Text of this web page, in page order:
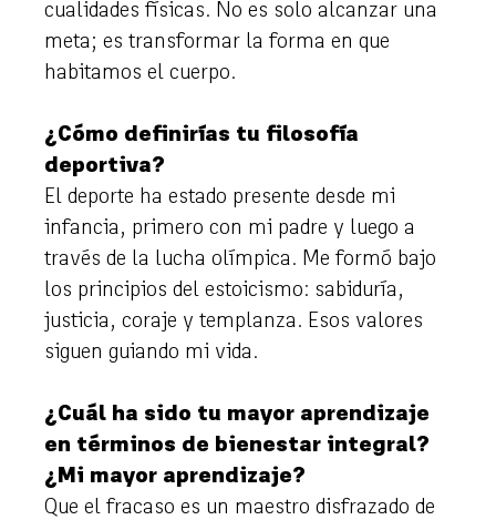
cualidades físicas. No es solo alcanzar una
meta; es transformar la forma en que
habitamos el cuerpo.
¿Cómo definirías tu filosofía
deportiva?
El deporte ha estado presente desde mi
infancia, primero con mi padre y luego a
través de la lucha olímpica. Me formó bajo
los principios del estoicismo: sabiduría,
justicia, coraje y templanza. Esos valores
siguen guiando mi vida.
¿Cuál ha sido tu mayor aprendizaje
en términos de bienestar integral?
¿Mi mayor aprendizaje?
Que el fracaso es un maestro disfrazado de